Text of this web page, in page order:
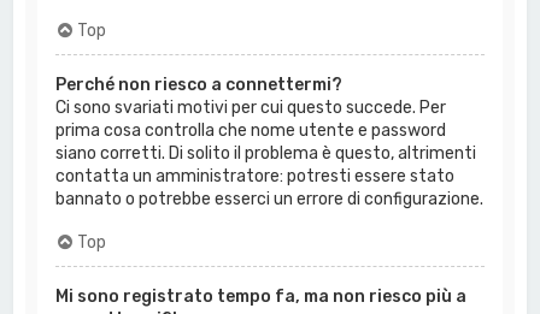
Top
Perché non riesco a connettermi?
Ci sono svariati motivi per cui questo succede. Per
prima cosa controlla che nome utente e password
siano corretti. Di solito il problema è questo, altrimenti
contatta un amministratore: potresti essere stato
bannato o potrebbe esserci un errore di configurazione.
Top
Mi sono registrato tempo fa, ma non riesco più a